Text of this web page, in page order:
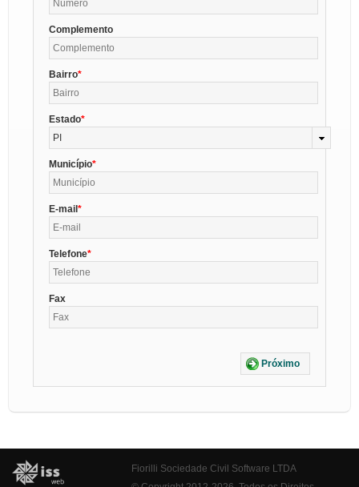
Complemento
Bairro
Estado
PI
Município
E-mail
Telefone
Fax
Próximo
Fiorilli Sociedade Civil Software LTDA